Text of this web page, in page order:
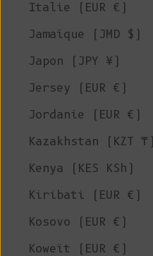
Italie (EUR €)
Jamaïque (JMD $)
Japon (JPY ¥)
Jersey (EUR €)
Jordanie (EUR €)
Kazakhstan (KZT ₸)
Kenya (KES KSh)
Kiribati (EUR €)
Kosovo (EUR €)
Koweït (EUR €)